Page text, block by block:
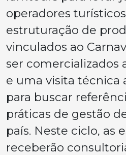
operadores
estruturação de
vinculados ao
ser comercializados
e uma visita técnica
para buscar
práticas de gestão
país. Neste ciclo, as
receberão